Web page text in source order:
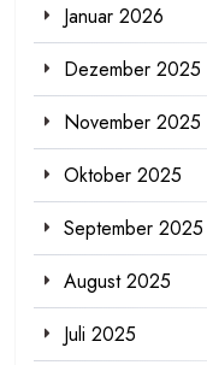
Januar 2026
Dezember 2025
November 2025
Oktober 2025
September 2025
August 2025
Juli 2025